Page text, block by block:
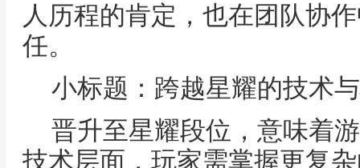
人历程的肯定，也在团队协
任。
小标题：跨越星耀的技术
晋升至星耀段位，意味着
技术层面，玩家需掌握更复